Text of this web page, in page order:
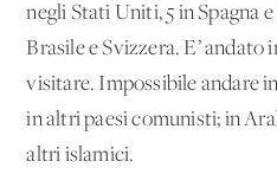
negli Stati Uniti, 5 in Spagna
Brasile e Svizzera. E’
visitare. Impossibile andare
in altri paesi comunisti; in
altri islamici.